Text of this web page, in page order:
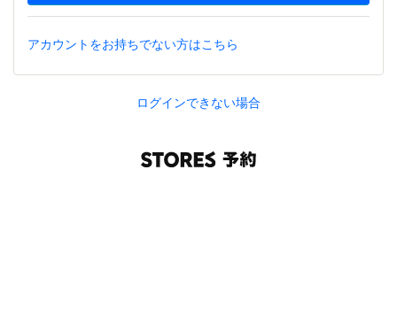
アカウントをお持ちでない方はこちら
ログインできない場合